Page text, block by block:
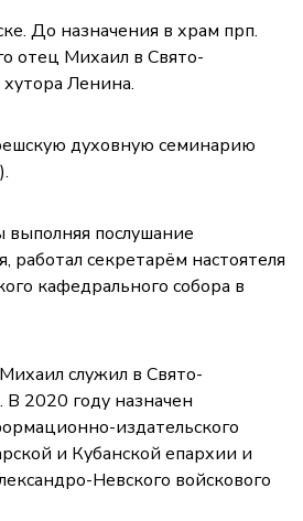
До назначения в храм прп.
отец Михаил в Свято-
Ленина.
духовную семинарию
послушание
работал секретарём настоятеля
кафедрального собора в
служил в Свято-
В 2020 году назначен
издательского
и Кубанской епархии и
Невского войскового